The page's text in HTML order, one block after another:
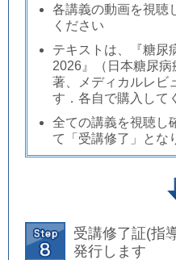
各講義の動画を視聴
ください
テキストは、『糖尿
2026』（日本糖尿
著、メディカルレビ
す．各自で購入して
全ての講義を視聴し
て「受講修了」とな
受講修了証(指
発行します